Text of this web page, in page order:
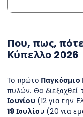
Που, πως, πότε
Κύπελλο 2026
Το πρώτο Παγκόσμιο
πυλών. Θα διεξαχθεί
Ιουνίου(12 για την
19 Ιουλίου(20 για